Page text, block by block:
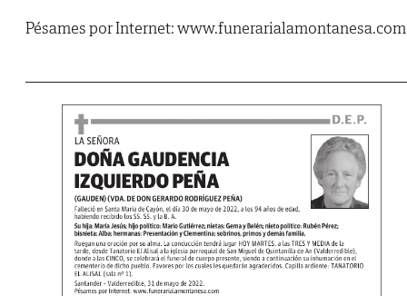
Pésames por Internet: www.funerarialamontanesa.com